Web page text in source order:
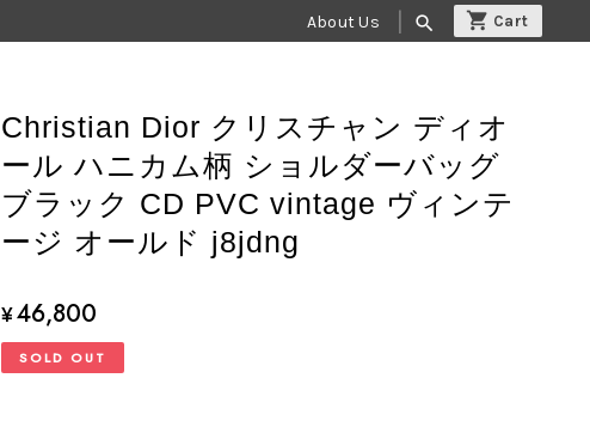
About Us search
Christian Dior クリスチャン ディオ
ール ハニカム柄 ショルダーバッグ
ブラック CD PVC vintage ヴィンテ
ージ オールド j8jdng
¥46,800
SOLD OUT